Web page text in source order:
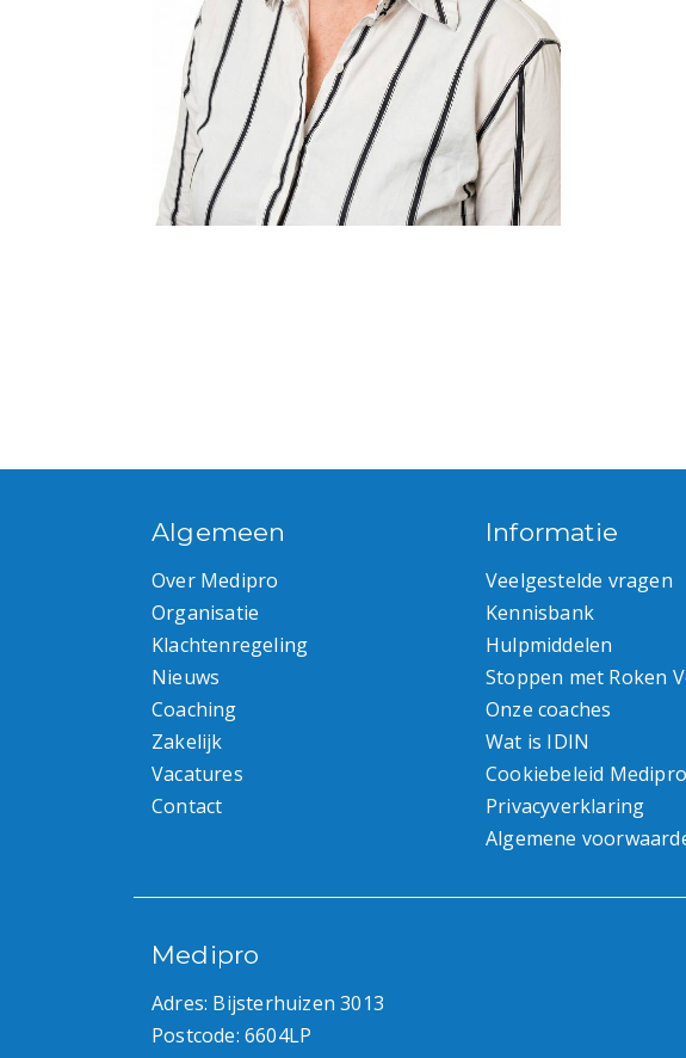
Algemeen
Over Medipro
Organisatie
Klachtenregeling
Nieuws
Coaching
Zakelijk
Vacatures
Contact
Informatie
Veelgestelde vragen
Kennisbank
Hulpmiddelen
Stoppen met Roken
Onze coaches
Wat is IDIN
Cookiebeleid Medipro
Privacyverklaring
Algemene
Medipro
Adres: Bijsterhuizen 3013
Postcode: 6604LP